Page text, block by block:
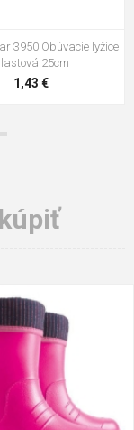
3950 Obúvacie lyžice
25cm
1,43 €